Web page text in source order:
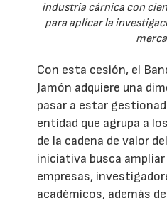
industria cárnica con
para aplicar la
Con esta cesión, el
Jamón adquiere una
pasar a estar
entidad que agrupa a
de la cadena de valor
iniciativa busca
empresas,
académicos, además